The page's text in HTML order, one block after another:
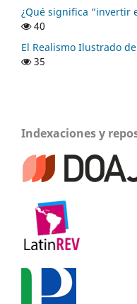
¿Qué significa “invertir
40
El Realismo Ilustrado
35
Indexaciones y